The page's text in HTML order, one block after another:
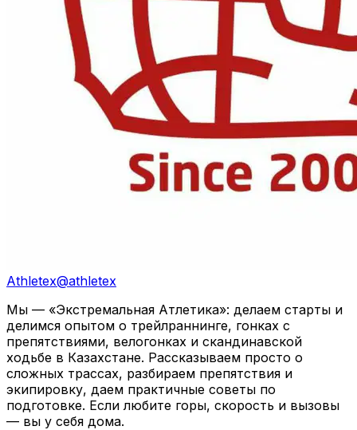
Athletex@athletex
Мы — «Экстремальная Атлетика»: делаем старты и
делимся опытом о трейлраннинге, гонках с
препятствиями, велогонках и скандинавской
ходьбе в Казахстане. Рассказываем просто о
сложных трассах, разбираем препятствия и
экипировку, даем практичные советы по
подготовке. Если любите горы, скорость и вызовы
— вы у себя дома.